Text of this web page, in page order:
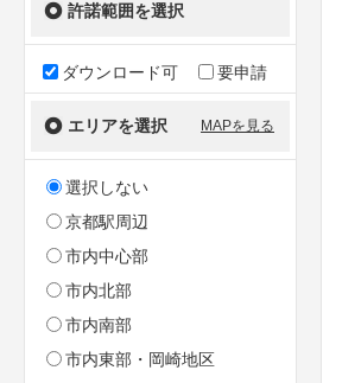
許諾範囲を選択
ダウンロード可 要申請
エリアを選択 MAPを見る
選択しない
京都駅周辺
市内中心部
市内北部
市内南部
市内東部・岡崎地区